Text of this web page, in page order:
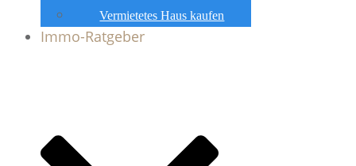
Vermietetes Haus kaufen
Immo-Ratgeber